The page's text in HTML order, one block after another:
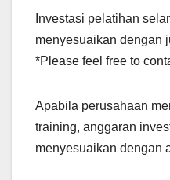
Investasi pelatihan
menyesuaikan dengan
*Please feel free to
Apabila perusahaan
training, anggaran
menyesuaikan dengan